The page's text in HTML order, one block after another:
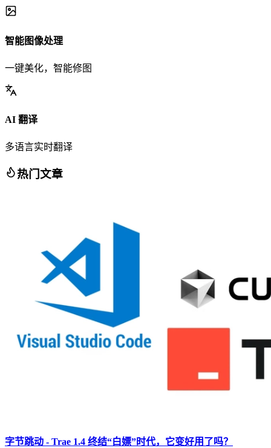
智能图像处理
一键美化，智能修图
AI 翻译
多语言实时翻译
热门文章
字节跳动 - Trae 1.4 终结“白嫖”时代，它变好用了吗？